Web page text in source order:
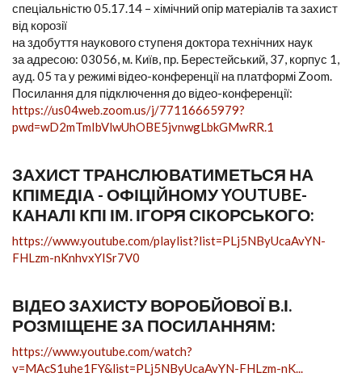
спеціальністю 05.17.14 – хімічний опір матеріалів та захист
від корозії
на здобуття наукового ступеня доктора технічних наук
за адресою: 03056, м. Київ, пр. Берестейський, 37, корпус 1,
ауд. 05 та у режимі відео-конференції на платформі Zoom.
Посилання для підключення до відео-конференції:
https://us04web.zoom.us/j/77116665979?
pwd=wD2mTmIbVlwUhOBE5jvnwgLbkGMwRR.1
ЗАХИСТ ТРАНСЛЮВАТИМЕТЬСЯ НА
КПІМЕДІА - ОФІЦІЙНОМУ YOUTUBE-
КАНАЛІ КПІ ІМ. ІГОРЯ СІКОРСЬКОГО:
https://www.youtube.com/playlist?list=PLj5NByUcaAvYN-
FHLzm-nKnhvxYISr7V0
ВІДЕО ЗАХИСТУ ВОРОБЙОВОЇ В.І.
РОЗМІЩЕНЕ ЗА ПОСИЛАННЯМ:
https://www.youtube.com/watch?
v=MAcS1uhe1FY&list=PLj5NByUcaAvYN-FHLzm-nK...